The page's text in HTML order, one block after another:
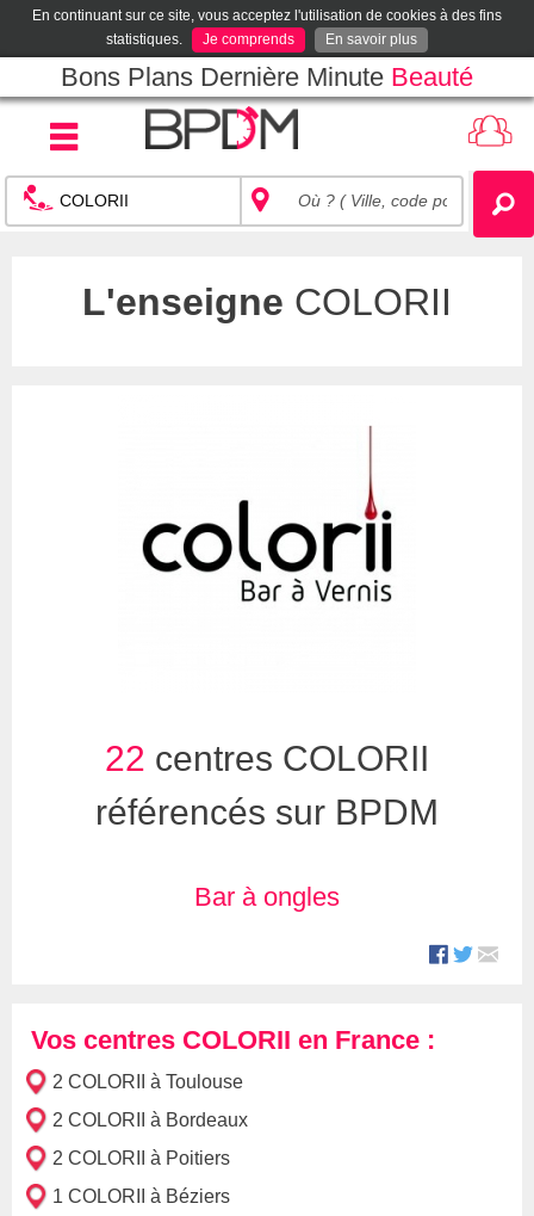
En continuant sur ce site, vous acceptez l'utilisation de cookies à des fins
statistiques.
Je comprends En savoir plus
Bons Plans Dernière Minute Beauté
L'enseigne COLORII
22 centres COLORII
référencés sur BPDM
Bar à ongles
Vos centres COLORII en France :
2 COLORII à Toulouse
2 COLORII à Bordeaux
2 COLORII à Poitiers
1 COLORII à Béziers